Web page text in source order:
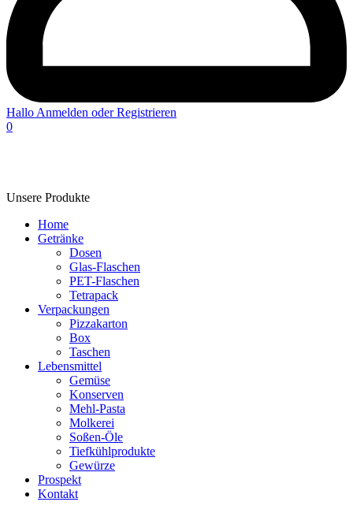
HalloAnmelden oder Registrieren
0
Unsere Produkte
Home
Getränke
Dosen
Glas-Flaschen
PET-Flaschen
Tetrapack
Verpackungen
Pizzakarton
Box
Taschen
Lebensmittel
Gemüse
Konserven
Mehl-Pasta
Molkerei
Soßen-Öle
Tiefkühlprodukte
Gewürze
Prospekt
Kontakt